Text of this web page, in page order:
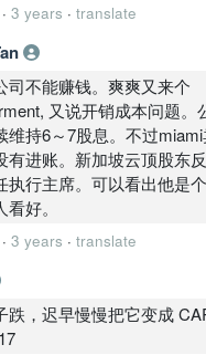
· 3 years · translate
司不能赚钱。爽爽又来个
又说开销成本问题。
维持6～7股息。不过
有进账。新加坡云顶股东
执行主席。可以看出他是
好。
· 3 years · translate
跌，迟早慢慢把它变成